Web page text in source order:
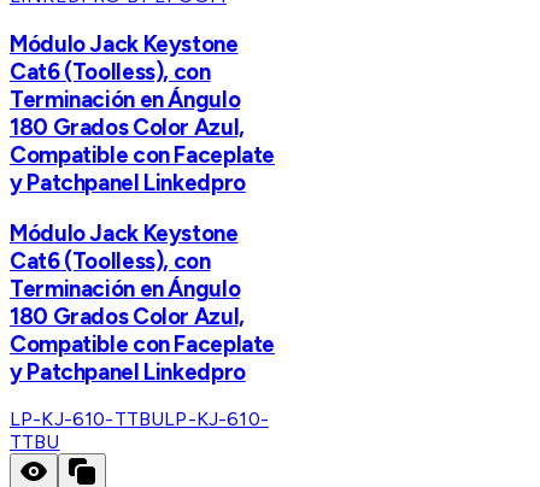
Módulo Jack Keystone
Cat6 (Toolless), con
Terminación en Ángulo
180 Grados Color Azul,
Compatible con Faceplate
y Patchpanel Linkedpro
Módulo Jack Keystone
Cat6 (Toolless), con
Terminación en Ángulo
180 Grados Color Azul,
Compatible con Faceplate
y Patchpanel Linkedpro
LP-KJ-610-TTBULP-KJ-610-
TTBU